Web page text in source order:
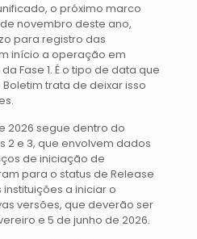
o próximo marco
novembro deste ano,
para registro das
início a operação em
Fase 1. É o tipo de data que
trata de deixar isso
2026 segue dentro do
2 e 3, que envolvem dados
de iniciação de
para o status de Release
a iniciar o
versões, que deverão ser
e 5 de junho de 2026.